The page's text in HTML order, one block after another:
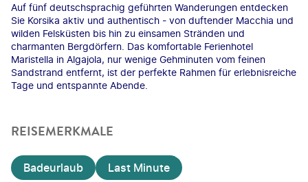
Auf fünf deutschsprachig geführten Wanderungen entdecken
Sie Korsika aktiv und authentisch - von duftender Macchia und
wilden Felsküsten bis hin zu einsamen Stränden und
charmanten Bergdörfern. Das komfortable Ferienhotel
Maristella in Algajola, nur wenige Gehminuten vom feinen
Sandstrand entfernt, ist der perfekte Rahmen für erlebnisreiche
Tage und entspannte Abende.
REISEMERKMALE
Badeurlaub Last Minute